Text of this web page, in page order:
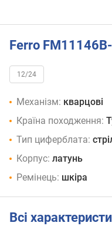
Ferro
12/24
Механізм: кварцові
Країна походження:
Тип циферблата:
Корпус: латунь
Ремінець: шкіра
Всі